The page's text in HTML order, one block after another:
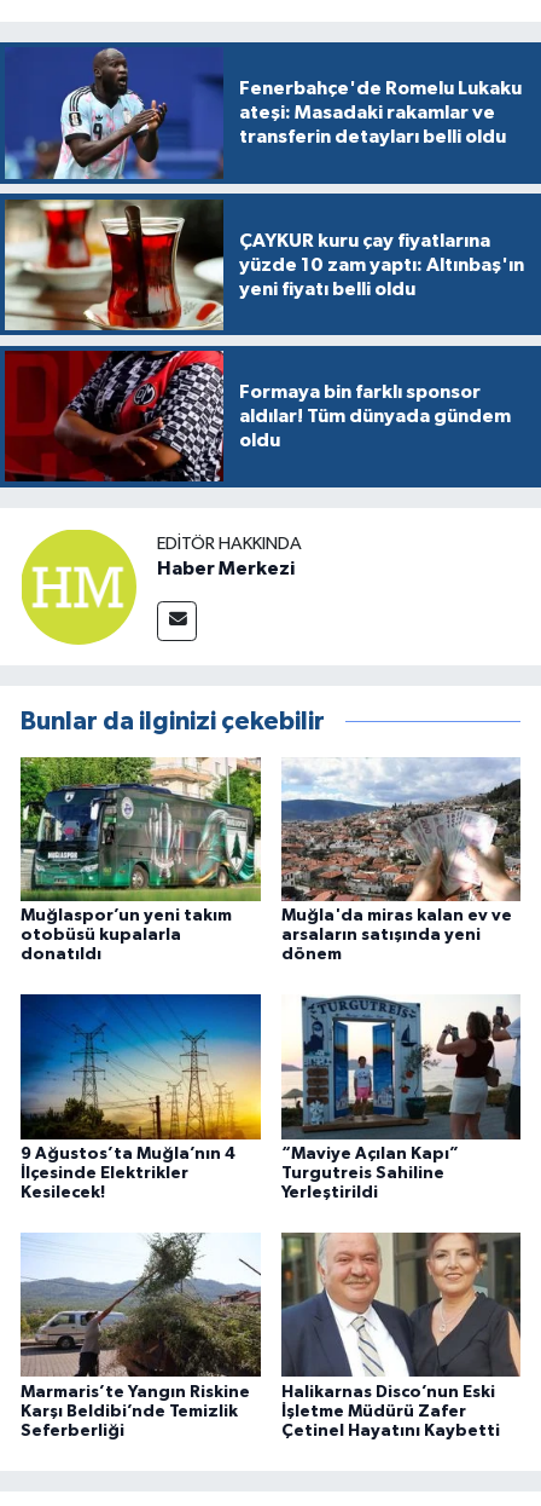
Fenerbahçe'de Romelu Lukaku
ateşi: Masadaki rakamlar ve
transferin detayları belli oldu
ÇAYKUR kuru çay fiyatlarına
yüzde 10 zam yaptı: Altınbaş'ın
yeni fiyatı belli oldu
Formaya bin farklı sponsor
aldılar! Tüm dünyada gündem
oldu
EDITÖR HAKKINDA
Haber Merkezi
Bunlar da ilginizi çekebilir
Muğlaspor’un yeni takım
otobüsü kupalarla
donatıldı
Muğla'da miras kalan ev ve
arsaların satışında yeni
dönem
9 Ağustos’ta Muğla’nın 4
İlçesinde Elektrikler
Kesilecek!
“Maviye Açılan Kapı”
Turgutreis Sahiline
Yerleştirildi
Marmaris’te Yangın Riskine
Karşı Beldibi’nde Temizlik
Seferberliği
Halikarnas Disco’nun Eski
İşletme Müdürü Zafer
Çetinel Hayatını Kaybetti